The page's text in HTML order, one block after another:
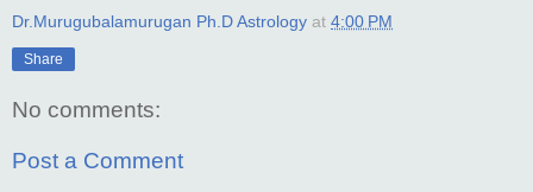
Dr.Murugubalamurugan Ph.D Astrology at 4:00 PM
Share
No comments:
Post a Comment